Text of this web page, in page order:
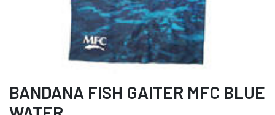
BANDANA FISH GAITER MFC BLUE